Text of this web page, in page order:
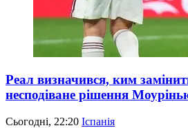
Реал визначився, ким
несподіване рішення
Сьогодні, 22:20 Іспанія